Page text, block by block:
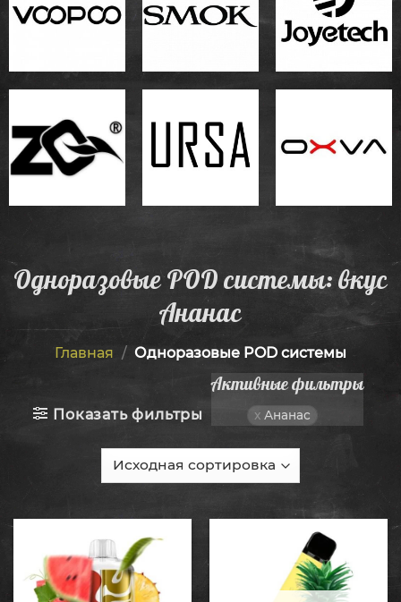
Одноразовые POD системы: вкус
Ананас
Главная / Одноразовые POD системы
Показать фильтры
Активные фильтры
Ананас